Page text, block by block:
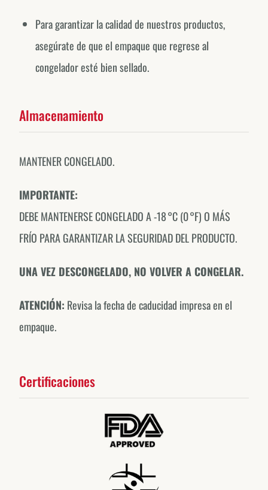
Para garantizar la calidad de nuestros productos,
asegúrate de que el empaque que regrese al
congelador esté bien sellado.
Almacenamiento
MANTENER CONGELADO.
IMPORTANTE:
DEBE MANTENERSE CONGELADO A -18 °C (0 °F) O MÁS
FRÍO PARA GARANTIZAR LA SEGURIDAD DEL PRODUCTO.
UNA VEZ DESCONGELADO, NO VOLVER A CONGELAR.
ATENCIÓN: Revisa la fecha de caducidad impresa en el
empaque.
Certificaciones